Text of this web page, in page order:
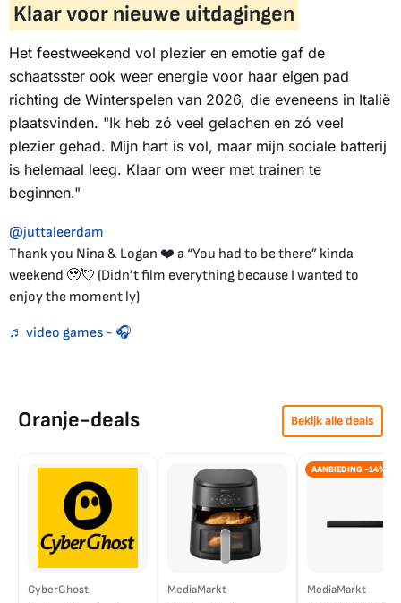
Klaar voor nieuwe uitdagingen
Het feestweekend vol plezier en emotie gaf de
schaatsster ook weer energie voor haar eigen pad
richting de Winterspelen van 2026, die eveneens in Italië
plaatsvinden. "Ik heb zó veel gelachen en zó veel
plezier gehad. Mijn hart is vol, maar mijn sociale batterij
is helemaal leeg. Klaar om weer met trainen te
beginnen."
@juttaleerdam
Thank you Nina & Logan ❤️ a “You had to be there” kinda
weekend 🥹💘 (Didn’t film everything because I wanted to
enjoy the moment ly)
♬ video games - 🎧
Oranje-deals Bekijk alle deals
CyberGhost MediaMarkt
AANBIEDING -14%
MediaMarkt